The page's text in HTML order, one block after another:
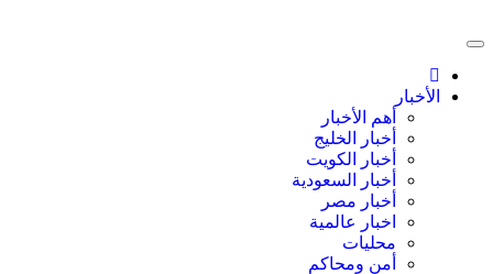
الأخبار
أهم الأخبار
أخبار الخليج
أخبار الكويت
أخبار السعودية
أخبار مصر
اخبار عالمية
محليات
أمن ومحاكم